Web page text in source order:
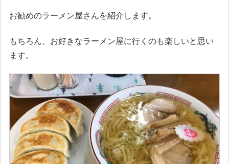
お勧めのラーメン屋さんを紹介します。
もちろん、お好きなラーメン屋に行くのも楽しいと思い
ます。